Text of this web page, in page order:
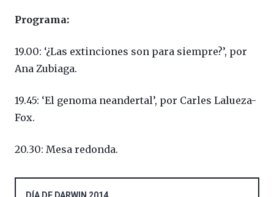
Programa:
19.00: ‘¿Las extinciones son para siempre?’, por
Ana Zubiaga.
19.45: ‘El genoma neandertal’, por Carles Lalueza-
Fox.
20.30: Mesa redonda.